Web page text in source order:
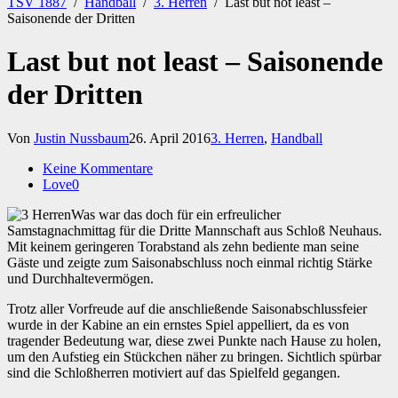
Saisonende der Dritten
Last but not least – Saisonende
der Dritten
Von Justin Nussbaum26. April 20163. Herren, Handball
Keine Kommentare
Love0
Was war das doch für ein erfreulicher
Samstagnachmittag für die Dritte Mannschaft aus Schloß Neuhaus.
Mit keinem geringeren Torabstand als zehn bediente man seine
Gäste und zeigte zum Saisonabschluss noch einmal richtig Stärke
und Durchhaltevermögen.
Trotz aller Vorfreude auf die anschließende Saisonabschlussfeier
wurde in der Kabine an ein ernstes Spiel appelliert, da es von
tragender Bedeutung war, diese zwei Punkte nach Hause zu holen,
um den Aufstieg ein Stückchen näher zu bringen. Sichtlich spürbar
sind die Schloßherren motiviert auf das Spielfeld gegangen.